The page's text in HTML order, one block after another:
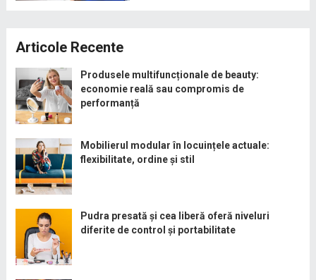
Articole Recente
Produsele multifuncționale de beauty:
economie reală sau compromis de
performanță
Mobilierul modular în locuințele actuale:
flexibilitate, ordine și stil
Pudra presată și cea liberă oferă niveluri
diferite de control și portabilitate